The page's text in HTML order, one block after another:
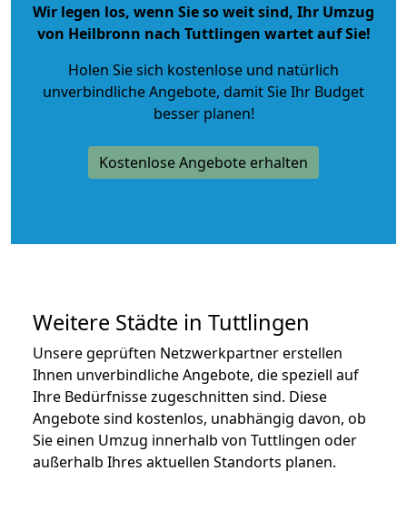
Wir legen los, wenn Sie so weit sind, Ihr Umzug
von Heilbronn nach Tuttlingen wartet auf Sie!
Holen Sie sich kostenlose und natürlich
unverbindliche Angebote, damit Sie Ihr Budget
besser planen!
Kostenlose Angebote erhalten
Weitere Städte in Tuttlingen
Unsere geprüften Netzwerkpartner erstellen
Ihnen unverbindliche Angebote, die speziell auf
Ihre Bedürfnisse zugeschnitten sind. Diese
Angebote sind kostenlos, unabhängig davon, ob
Sie einen Umzug innerhalb von Tuttlingen oder
außerhalb Ihres aktuellen Standorts planen.